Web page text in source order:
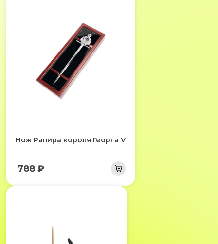
Нож Рапира короля Георга V
788 ₽